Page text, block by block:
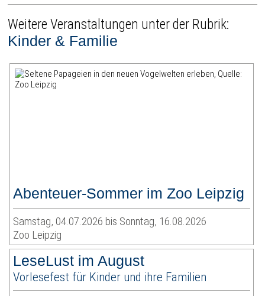
Weitere Veranstaltungen unter der Rubrik:
Kinder & Familie
Abenteuer-Sommer im Zoo Leipzig
Samstag, 04.07.2026 bis Sonntag, 16.08.2026
Zoo Leipzig
LeseLust im August
Vorlesefest für Kinder und ihre Familien